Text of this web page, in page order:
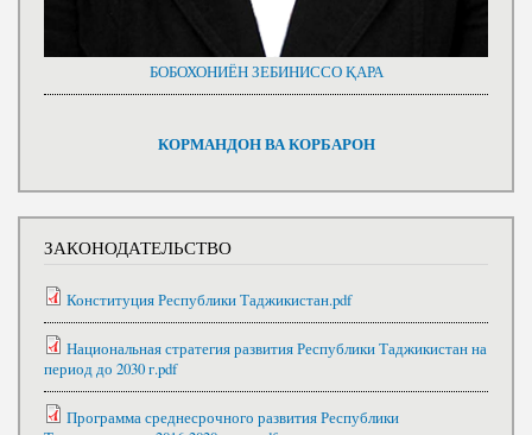
БОБОХОНИЁН ЗЕБИНИССО ҚАРА
КОРМАНДОН ВА КОРБАРОН
ЗАКОНОДАТЕЛЬСТВО
Конституция Республики Таджикистан.pdf
Национальная стратегия развития Республики Таджикистан на
период до 2030 г.pdf
Программа среднесрочного развития Республики